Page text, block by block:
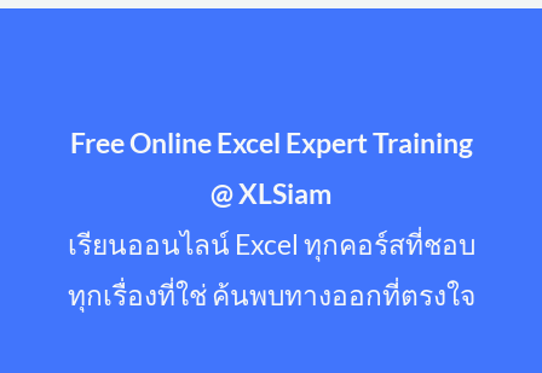
Free Online Excel Expert Training
@ XLSiam
เรียนออนไลน์ Excel ทุกคอร์สที่ชอบ
ทุกเรื่องที่ใช่ ค้นพบทางออกที่ตรงใจ